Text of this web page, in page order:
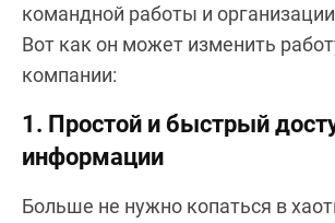
командной работы и
Вот как он может изменить
компании:
1. Простой и быстрый
информации
Больше не нужно копаться в